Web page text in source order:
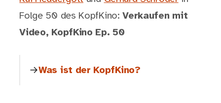
Folge 50 des KopfKino:Verkaufen mit
Video, KopfKino Ep. 50
Was ist der KopfKino?